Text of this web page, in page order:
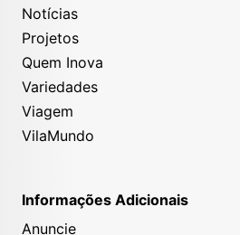
Notícias
Projetos
Quem Inova
Variedades
Viagem
VilaMundo
Informações Adicionais
Anuncie